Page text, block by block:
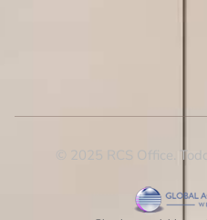
© 2025 RCS Office.